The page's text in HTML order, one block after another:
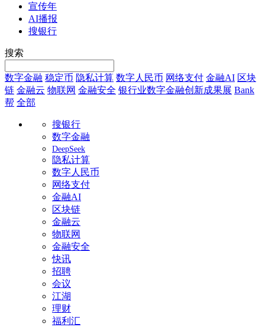
宣传年
AI播报
搜银行
搜索
数字金融 稳定币 隐私计算 数字人民币 网络支付 金融AI 区块
链 金融云 物联网 金融安全 银行业数字金融创新成果展 Bank
帮 全部
搜银行
数字金融
DeepSeek
隐私计算
数字人民币
网络支付
金融AI
区块链
金融云
物联网
金融安全
快讯
招聘
会议
江湖
理财
福利汇